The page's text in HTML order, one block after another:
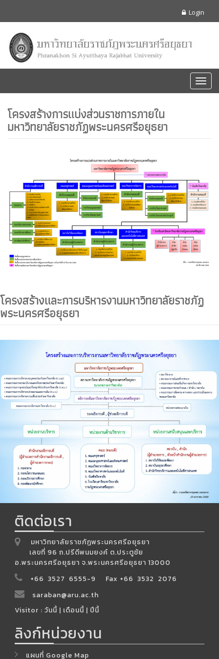
Login
โครงสร้างการแบ่งส่วนราชการภายใน
มหาวิทยาลัยราชภัฏพระนครศรีอยุธยา
โครงสร้างและการบริหารงานมหาวิทยาลัยราชภัฏ
พระนครศรีอยุธยา
ติดต่อเรา
มหาวิทยาลัยราชภัฏพระนครศรีอยุธยา
เลขที่ 96 ถ.ปรีดีพนมยงค์ ต.ประตูชัย
อ.พระนครศรีอยุธยา จ.พระนครศรีอยุธยา 13000
+66 3527 6555-9 Fax +66 3532 2076
saraban@aru.ac.th
Visitor : วันนี้ | เดือนนี้ | ปีนี้
ลิงก์หน่วยงาน
แผนที่ Google Map